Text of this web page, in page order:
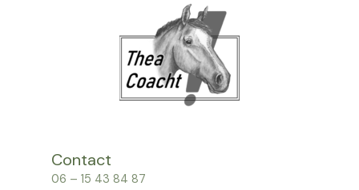
Contact
06 – 15 43 84 87